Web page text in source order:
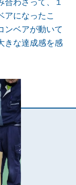
合わさって、１
アになったこ
ンベアが動いて
きな達成感を感